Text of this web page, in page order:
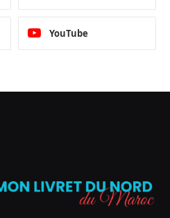
YouTube